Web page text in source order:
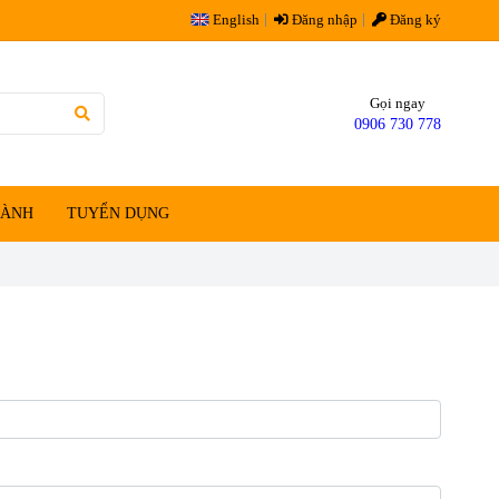
English Đăng nhập Đăng ký
Gọi ngay
0906 730 778
TUYỂN DỤNG